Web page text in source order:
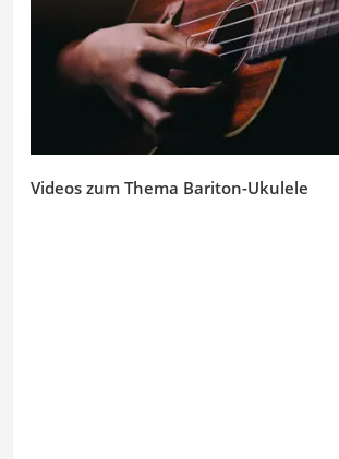
Videos zum Thema Bariton-Ukulele